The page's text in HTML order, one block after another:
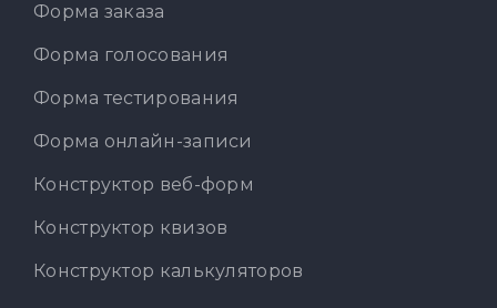
Форма заказа
Форма голосования
Форма тестирования
Форма онлайн-записи
Конструктор веб-форм
Конструктор квизов
Конструктор калькуляторов